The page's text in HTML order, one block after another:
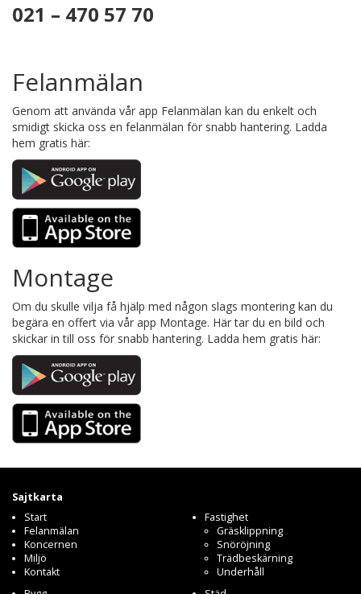
021 – 470 57 70
Felanmälan
Genom att använda vår app Felanmälan kan du enkelt och
smidigt skicka oss en felanmälan för snabb hantering. Ladda
hem gratis här:
Montage
Om du skulle vilja få hjälp med någon slags montering kan du
begära en offert via vår app Montage. Här tar du en bild och
skickar in till oss för snabb hantering. Ladda hem gratis här:
Sajtkarta
Start
Felanmälan
Koncernen
Miljö
Kontakt
Fastighet
Gräsklippning
Snöröjning
Trädbeskärning
Underhåll